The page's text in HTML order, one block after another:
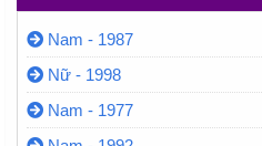
Nam - 1987
Nữ - 1998
Nam - 1977